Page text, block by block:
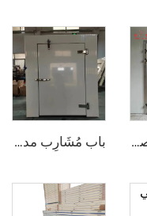
باب مُشَارِب مدفون بالكامل